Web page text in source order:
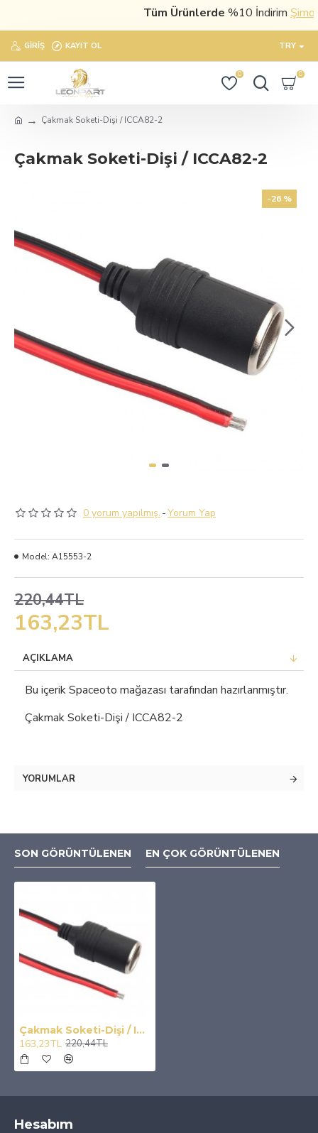
Tüm Ürünlerde%10 İndirimŞimdi
GIRIŞ KAYIT OL TRY
0 0
Çakmak Soketi-Dişi / ICCA82-2
Çakmak Soketi-Dişi / ICCA82-2
-26 %
0 yorum yapılmış. -Yorum Yap
163,23TL
220,44TL
Model: A15553-2
AÇIKLAMA
Bu içerik Spaceoto mağazası tarafından hazırlanmıştır.
Çakmak Soketi-Dişi / ICCA82-2
YORUMLAR
SON GÖRÜNTÜLENEN EN ÇOK GÖRÜNTÜLENEN
Çakmak Soketi-Dişi / ICCA82-2
163,23TL 220,44TL
Hesabım